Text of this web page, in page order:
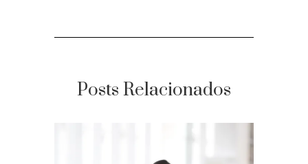
Posts Relacionados